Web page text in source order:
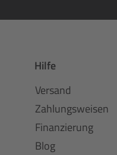
Hilfe
Versand
Zahlungsweisen
Finanzierung
Blog